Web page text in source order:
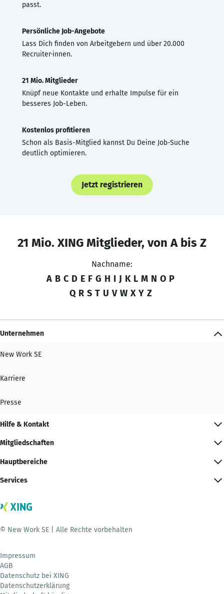
passt.
Persönliche Job-Angebote
Lass Dich finden von Arbeitgebern und über 20.000
Recruiter·innen.
21 Mio. Mitglieder
Knüpf neue Kontakte und erhalte Impulse für ein
besseres Job-Leben.
Kostenlos profitieren
Schon als Basis-Mitglied kannst Du Deine Job-Suche
deutlich optimieren.
Jetzt registrieren
21 Mio. XING Mitglieder, von A bis Z
Nachname:
A B C D E F G H I J K L M N O P
Q R S T U V W X Y Z
Unternehmen
New Work SE
Karriere
Presse
Hilfe & Kontakt
Mitgliedschaften
Hauptbereiche
Services
© New Work SE | Alle Rechte vorbehalten
Impressum
AGB
Datenschutz bei XING
Datenschutzerklärung